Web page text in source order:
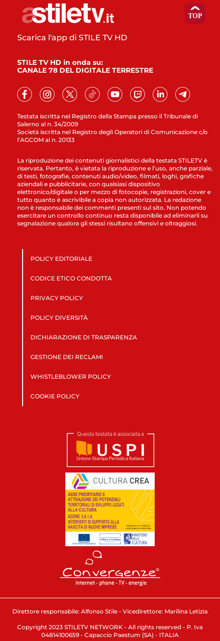
Testata iscritta nel Registro della Stampa presso il Tribunale di
Salerno al n. 34/2009
Società iscritta nel Registro degli Operatori di Comunicazione c/o
l’AGCOM al n. 20133
Scarica l'app di STILE TV HD
STILE TV HD in onda su:
CANALE 78 DEL DIGITALE TERRESTRE
La riproduzione dei contenuti giornalistici della testata STILETV è
riservata. Pertanto, è vietata la riproduzione e l’uso, anche parziale,
di testi, fotografie, contenuti audio/video, filmati, loghi, grafiche
aziendali e pubblicitarie, con qualsiasi dispositivo
elettronico/digitale o per mezzo di fotocopie, registrazioni, cover e
tutto quanto è ascrivibile a copia non autorizzata. La redazione
non è responsabile dei commenti presenti sul sito. Non potendo
esercitare un controllo continuo resta disponibile ad eliminarli su
segnalazione qualora gli stessi risultano offensivi e oltraggiosi.
POLICY EDITORIALE
CODICE ETICO CONDOTTA
PRIVACY POLICY
POLICY DIVERSITÀ
DICHIARAZIONE DI TRASPARENZA
GESTIONE DEI RECLAMI
WHISTLEBLOWER POLICY
COOKIE POLICY
Direttore responsabile: Alfonso Stile - Vicedirettore: Marilina Letizia
Copyright 2023 STILETV NETWORK - All rights reserved - P. Iva
04814100659 - Capaccio Paestum (SA) - ITALIA